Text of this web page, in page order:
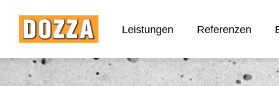
Leistungen Referenzen